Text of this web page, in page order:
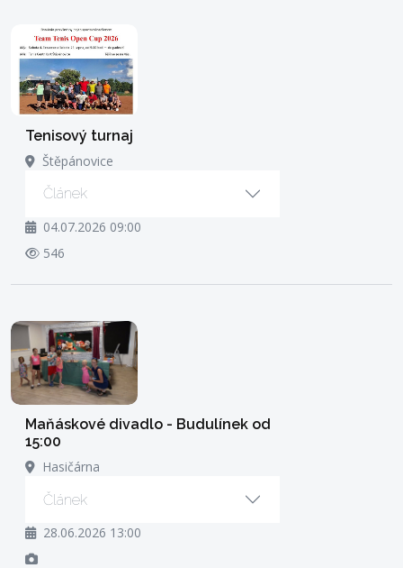
Tenisový turnaj
Štěpánovice
Článek
04.07.2026 09:00
546
Maňáskové divadlo - Budulínek od
15:00
Hasičárna
Článek
28.06.2026 13:00